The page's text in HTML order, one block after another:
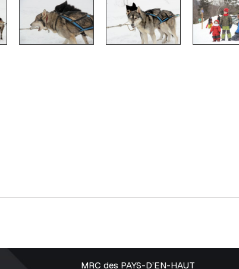
MRC des PAYS-D’EN-HAUT